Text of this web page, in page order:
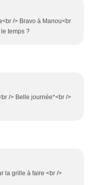
/> Bravo à Manou<br
temps ?
/> Belle journée*<br />
la grille à faire <br />